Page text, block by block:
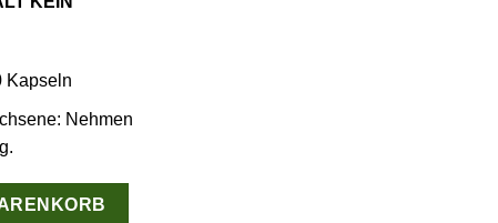
Kapseln
Nehmen
Pilz-Kapseln (Flasche mit 90 Stück) Menge